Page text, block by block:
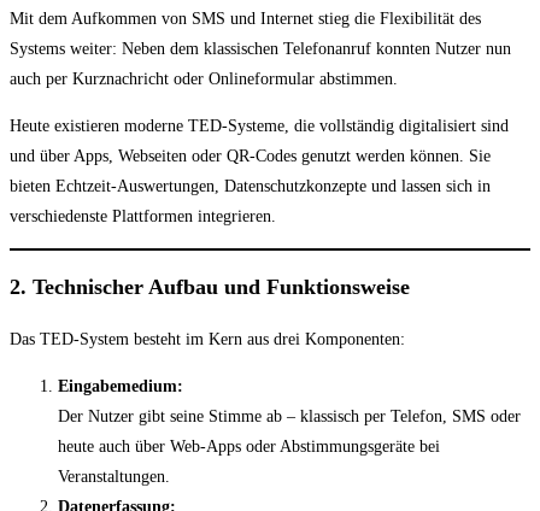
Mit dem Aufkommen von SMS und Internet stieg die Flexibilität des
Systems weiter: Neben dem klassischen Telefonanruf konnten Nutzer nun
auch per Kurznachricht oder Onlineformular abstimmen.
Heute existieren moderne TED-Systeme, die vollständig digitalisiert sind
und über Apps, Webseiten oder QR-Codes genutzt werden können. Sie
bieten Echtzeit-Auswertungen, Datenschutzkonzepte und lassen sich in
verschiedenste Plattformen integrieren.
2. Technischer Aufbau und Funktionsweise
Das TED-System besteht im Kern aus drei Komponenten:
Eingabemedium:
Der Nutzer gibt seine Stimme ab – klassisch per Telefon, SMS oder
heute auch über Web-Apps oder Abstimmungsgeräte bei
Veranstaltungen.
Datenerfassung: